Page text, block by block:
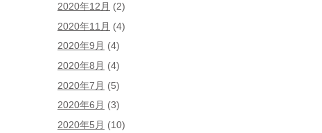
2020年12月 (2)
2020年11月 (4)
2020年9月 (4)
2020年8月 (4)
2020年7月 (5)
2020年6月 (3)
2020年5月 (10)